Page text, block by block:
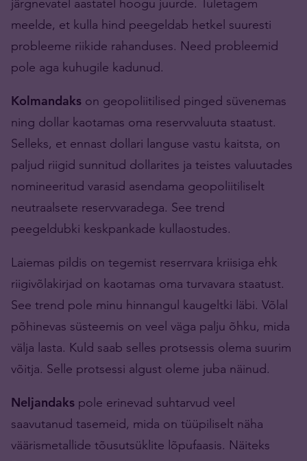
järgnevatel aastatel hoogu juurde. Tuletagem
meelde, et kulla hind peegeldab hetkel suuresti
probleeme riikide rahanduses. Need probleemid
pole aga kuhugile kadunud.
Kolmandaks on geopoliitilised pinged süvenemas
ning dollar kaotamas oma reservvaluuta staatust.
Selleks, et ennast dollari languse vastu kaitsta, on
paljud riigid sunnitud dollarites ja teistes valuutades
nomineeritud varasid asendama geopoliitiliselt
neutraalsete reservvaradega. See trend
peegeldubki keskpankade kullaostudes.
Laiemas pildis on tegemist reserrvara kriisiga ehk
riigivõlakirjad on kaotamas oma turvavara staatust.
See trend pole minu hinnangul kaugeltki läbi. Võlal
põhinevas süsteemis on veel väga palju õhku, mida
välja lasta. Kuld saab selles protsessis olema suurim
võitja. Selle protsessi algust oleme juba näinud.
Neljandaks pole erinevad suhtarvud veel
saavutanud tasemeid, mida on tüüpiliselt näha
väärismetallide tõusutsüklite lõpufaasis. Näiteks